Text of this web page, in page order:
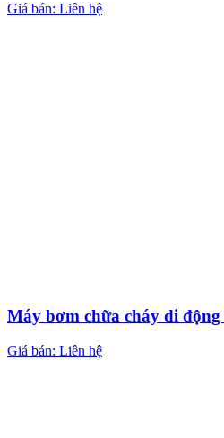
Giá bán: Liên hệ
Máy bơm chữa cháy di
Giá bán: Liên hệ